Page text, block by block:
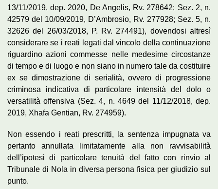
13/11/2019, dep. 2020, De Angelis, Rv. 278642; Sez. 2, n.
42579 del 10/09/2019, D’Ambrosio, Rv. 277928; Sez. 5, n.
32626 del 26/03/2018, P. Rv. 274491), dovendosi altresì
considerare se i reati legati dal vincolo della continuazione
riguardino azioni commesse nelle medesime circostanze
di tempo e di luogo e non siano in numero tale da costituire
ex se dimostrazione di serialità, ovvero di progressione
criminosa indicativa di particolare intensità del dolo o
versatilità offensiva (Sez. 4, n. 4649 del 11/12/2018, dep.
2019, Xhafa Gentian, Rv. 274959).
Non essendo i reati prescritti, la sentenza impugnata va
pertanto annullata limitatamente alla non ravvisabilità
dell’ipotesi di particolare tenuità del fatto con rinvio al
Tribunale di Nola in diversa persona fisica per giudizio sul
punto.